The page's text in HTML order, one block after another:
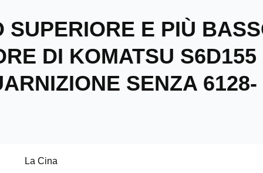
SUPERIORE E PIÙ
DI KOMATSU S6D155
SENZA 6128-
La Cina